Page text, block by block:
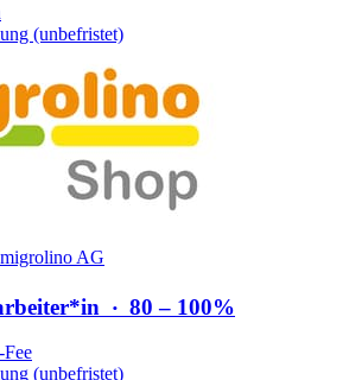
(unbefristet)
AG
‧ 80 – 100%
Fee
(unbefristet)